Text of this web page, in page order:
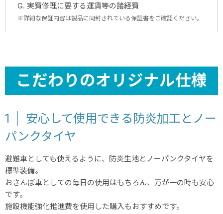
G. 実費修理に要する運賃等の諸経費
※詳細な保証内容は製品に同封されている保証書をご確認ください。
こだわりのオリジナル仕様
1
安心して使用できる防炎加工とノー
パンクタイヤ
避難車としても使えるように、防炎生地とノーパンクタイヤを
標準装備。
おさんぽ車としての毎日の使用はもちろん、万が一の時も安心
です。
施設機能強化推進費を使用した購入もおすすめです。